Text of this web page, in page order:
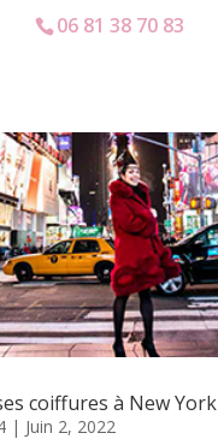
06 81 38 70 83
coiffures à New York
| Juin 2, 2022